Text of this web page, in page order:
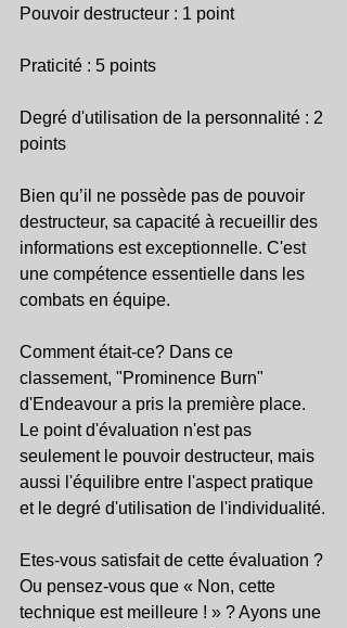
Pouvoir destructeur : 1 point
Praticité : 5 points
Degré d'utilisation de la personnalité : 2
points
Bien qu’il ne possède pas de pouvoir
destructeur, sa capacité à recueillir des
informations est exceptionnelle. C'est
une compétence essentielle dans les
combats en équipe.
Comment était-ce? Dans ce
classement, "Prominence Burn"
d'Endeavour a pris la première place.
Le point d'évaluation n'est pas
seulement le pouvoir destructeur, mais
aussi l'équilibre entre l'aspect pratique
et le degré d'utilisation de l'individualité.
Etes-vous satisfait de cette évaluation ?
Ou pensez-vous que « Non, cette
technique est meilleure ! » ? Ayons une